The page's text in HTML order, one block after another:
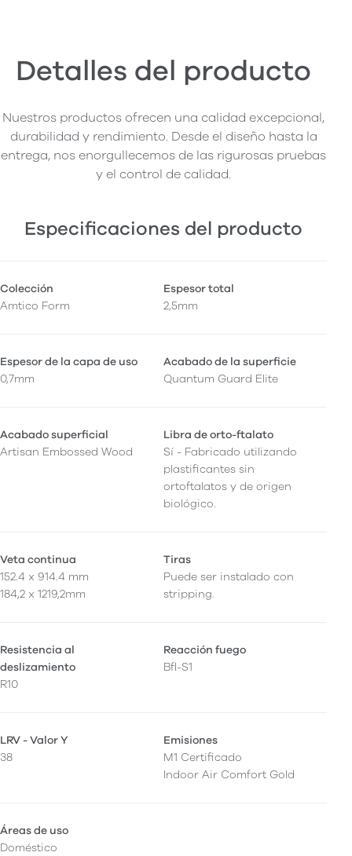
Detalles del producto
Nuestros productos ofrecen una calidad excepcional,
durabilidad y rendimiento. Desde el diseño hasta la
entrega, nos enorgullecemos de las rigurosas pruebas
y el control de calidad.
Especificaciones del producto
Colección
Amtico Form
Espesor total
2,5mm
Espesor de la capa de uso
0,7mm
Acabado de la superficie
Quantum Guard Elite
Acabado superficial
Artisan Embossed Wood
Libra de orto-ftalato
Sí - Fabricado utilizando
plastificantes sin
ortoftalatos y de origen
biológico.
Veta continua
152.4 x 914.4 mm
184,2 x 1219,2mm
Tiras
Puede ser instalado con
stripping.
Resistencia al
deslizamiento
R10
Reacción fuego
Bfl-S1
LRV - Valor Y
38
Emisiones
M1 Certificado
Indoor Air Comfort Gold
Áreas de uso
Doméstico